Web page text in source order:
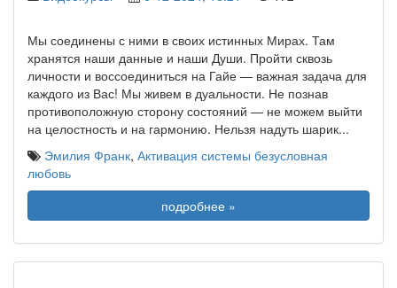
Мы соединены с ними в своих истинных Мирах. Там
хранятся наши данные и наши Души. Пройти сквозь
личности и воссоединиться на Гайе — важная задача для
каждого из Вас! Мы живем в дуальности. Не познав
противоположную сторону состояний — не можем выйти
на целостность и на гармонию. Нельзя надуть шарик...
Эмилия Франк, Активация системы безусловная
любовь
подробнее »